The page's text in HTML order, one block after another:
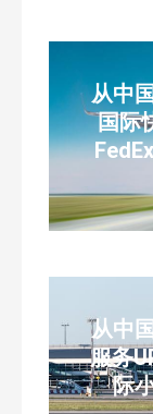
从中
国际
从中
服务
际